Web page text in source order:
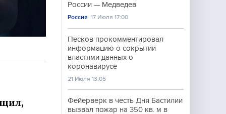
России — Медведев
Россия 17 Июля 17:00
Песков прокомментировал
информацию о сокрытии
властями данных о
коронавирусе
21 Июля 13:05
Фейерверк в честь Дня Бастилии
вызвал пожар на 350 кв. м в